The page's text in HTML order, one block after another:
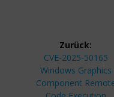
Zurück:
Vorheriger
Beitrag:
CVE-2025-50165
Windows Graphics
Component